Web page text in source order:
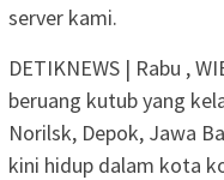
server kami.
DETIKNEWS | Rabu ,
beruang kutub yang
Norilsk, Depok, Jawa
kini hidup dalam kota